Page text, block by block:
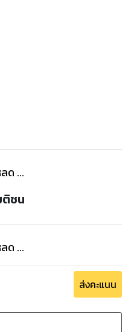
ด ...
ชน
ด ...
ส่งคะแนน